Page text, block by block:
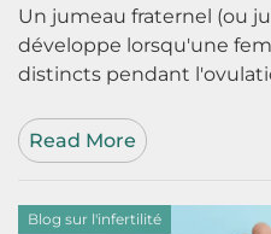
Un jumeau fraternel (ou
développe lorsqu'une
distincts pendant
Read More
Blog sur l'infertilité